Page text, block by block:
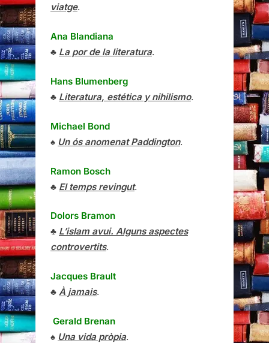
viatge.
Ana Blandiana
♣ La por de la literatura.
Hans Blumenberg
♣ Literatura, estética y nihilismo.
Michael Bond
♠ Un ós anomenat Paddington.
Ramon Bosch
♣ El temps revingut.
Dolors Bramon
♣ L’islam avui. Alguns aspectes
controvertits.
Jacques Brault
♣ À jamais.
Gerald Brenan
♠ Una vida pròpia.